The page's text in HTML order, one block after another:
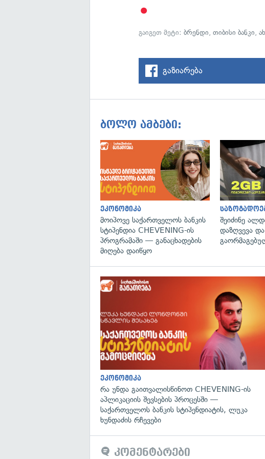
გაიგეთ მეტი:ბრენდი,თიბისი ბანკი,
გაზიარება
ბოლო ამბები:
ეკონომიკა
მოიპოვე საქართველოს ბანკის
სტიპენდია CHEVENING-ის
პროგრამაში — განაცხადების
მიღება დაიწყო
შეიძინე
დაზღვევა
ეკონომიკა
რა უნდა გაითვალისწინოთ CHEVENING-ის
აპლიკაციის შევსების პროცესში —
საქართველოს ბანკის სტიპენდიატის, ლუკა
ხუნდაძის რჩევები
კომენტარები